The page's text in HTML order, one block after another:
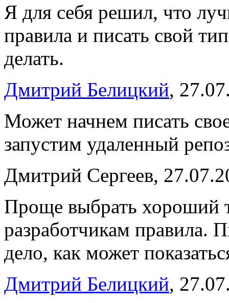
Я для себя решил, что
правила и писать свой
делать.
Дмитрий Белицкий,
Может начнем писать
запустим удаленный
Дмитрий Сергеев,
Проще выбрать хороший
разработчикам правила.
дело, как может
Дмитрий Белицкий,